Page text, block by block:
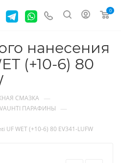
0
нанесения
(+10-6) 80
СМАЗКА —
VAUHTI ПАРАФИНЫ —
WET (+10-6) 80 EV341-LUFW